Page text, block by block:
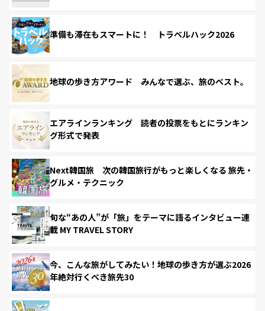
準備も滞在もスマートに！ トラベルハック2026
地球の歩き方アワード みんなで選ぶ、旅のベスト。
エアラインランキング 読者の投票をもとにランキン
グ形式で発表
Next韓国旅 次の韓国旅行がもっと楽しくなる 旅先・
グルメ・テクニック
旬な“あの人”が「旅」をテーマに語るインタビュー連
載 MY TRAVEL STORY
今、こんな旅がしてみたい！地球の歩き方が選ぶ2026
年絶対行くべき旅先30